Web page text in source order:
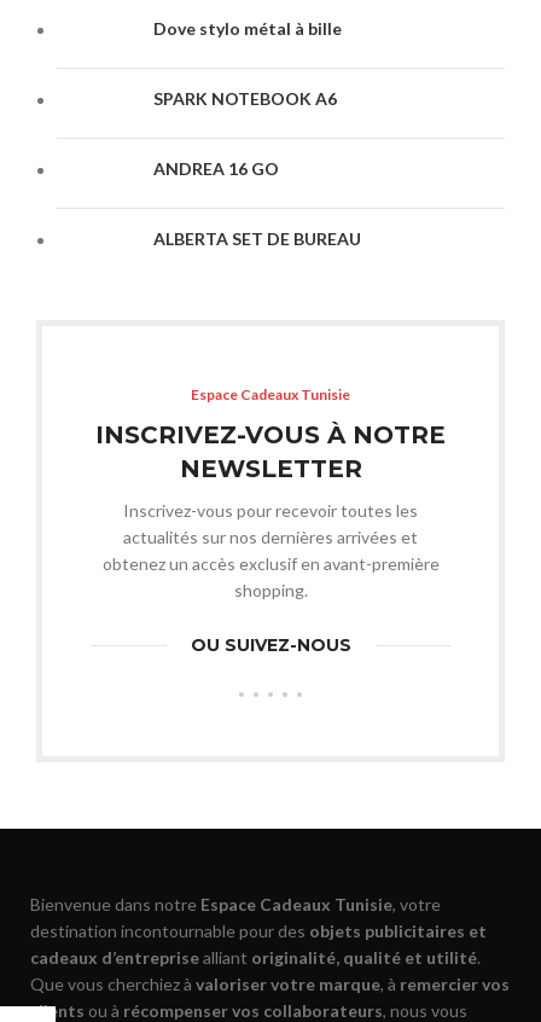
Dove stylo métal à bille
SPARK NOTEBOOK A6
ANDREA 16 GO
ALBERTA SET DE BUREAU
Espace Cadeaux Tunisie
INSCRIVEZ-VOUS À NOTRE
NEWSLETTER
Inscrivez-vous pour recevoir toutes les
actualités sur nos dernières arrivées et
obtenez un accès exclusif en avant-première
shopping.
OU SUIVEZ-NOUS
Bienvenue dans notre Espace Cadeaux Tunisie, votre
destination incontournable pour des objets publicitaires et
cadeaux d’entreprisealliant originalité, qualité et utilité.
Que vous cherchiez à valoriser votre marque, à remercier vos
clients ou à récompenser vos collaborateurs, nous vous